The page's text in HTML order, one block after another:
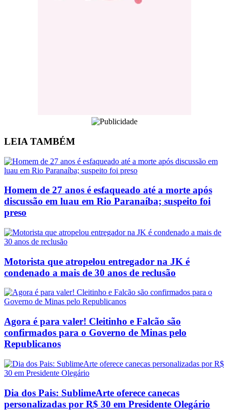
LEIA TAMBÉM
Homem de 27 anos é esfaqueado até a morte após
discussão em luau em Rio Paranaíba; suspeito foi
preso
Motorista que atropelou entregador na JK é
condenado a mais de 30 anos de reclusão
Agora é para valer! Cleitinho e Falcão são
confirmados para o Governo de Minas pelo
Republicanos
Dia dos Pais: SublimeArte oferece canecas
personalizadas por R$ 30 em Presidente Olegário